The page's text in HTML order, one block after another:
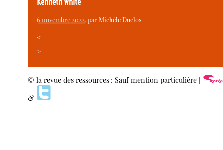
Kenneth White
6 novembre 2022, parMichèle Duclos
<
>
© la revue des ressources : Sauf mention particulière |
&